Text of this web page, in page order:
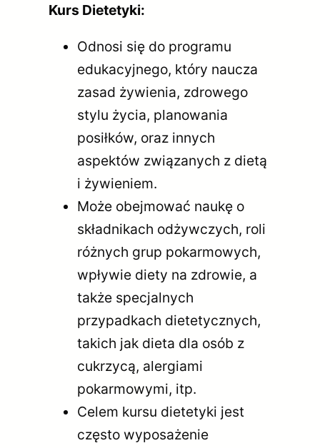
Kurs Dietetyki:
Odnosi się do programu
edukacyjnego, który naucza
zasad żywienia, zdrowego
stylu życia, planowania
posiłków, oraz innych
aspektów związanych z dietą
i żywieniem.
Może obejmować naukę o
składnikach odżywczych, roli
różnych grup pokarmowych,
wpływie diety na zdrowie, a
także specjalnych
przypadkach dietetycznych,
takich jak dieta dla osób z
cukrzycą, alergiami
pokarmowymi, itp.
Celem kursu dietetyki jest
często wyposażenie